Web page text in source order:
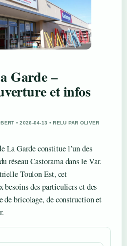
Garde –
et infos
• 2026-04-13 • RELU PAR OLIVER
La Garde constitue l’un des
réseau Castorama dans le Var.
Toulon Est, cet
besoins des particuliers et des
de bricolage, de construction et